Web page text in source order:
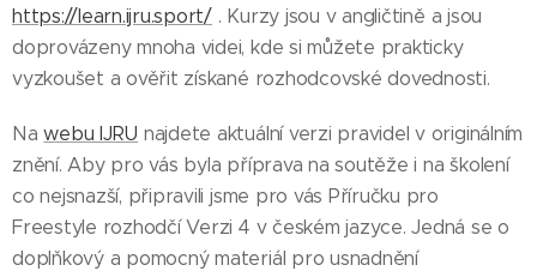
https://learn.ijru.sport/ . Kurzy jsou v angličtině a jsou
doprovázeny mnoha videi, kde si můžete prakticky
vyzkoušet a ověřit získané rozhodcovské dovednosti.
Nawebu IJRU najdete aktuální verzi pravidel v originálním
znění. Aby pro vás byla příprava na soutěže i na školení
co nejsnazší, připravili jsme pro vás Příručku pro
Freestyle rozhodčí Verzi 4 v českém jazyce. Jedná se o
doplňkový a pomocný materiál pro usnadnění